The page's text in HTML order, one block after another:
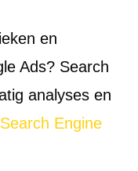
en
Ads? Search
analyses en
Search Engine